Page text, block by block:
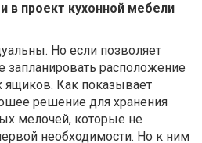
в проект кухонной мебели
Но если позволяет
запланировать расположение
ящиков. Как показывает
решение для хранения
мелочей, которые не
необходимости. Но к ним